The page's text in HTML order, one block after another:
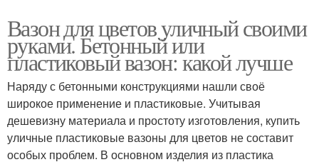
Вазон для цветов уличный своими
руками. Бетонный или
пластиковый вазон: какой лучше
Наряду с бетонными конструкциями нашли своё
широкое применение и пластиковые. Учитывая
дешевизну материала и простоту изготовления, купить
уличные пластиковые вазоны для цветов не составит
особых проблем. В основном изделия из пластика